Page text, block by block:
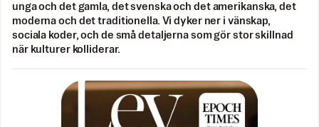
unga och det gamla, det svenska och det amerikanska, det
moderna och det traditionella. Vi dyker ner i vänskap,
sociala koder, och de små detaljerna som gör stor skillnad
när kulturer kolliderar.